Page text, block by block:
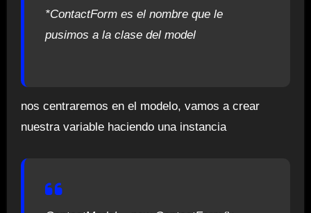
*ContactForm es el nombre que le
pusimos a la clase del model
nos centraremos en el modelo, vamos a crear
nuestra variable haciendo una instancia